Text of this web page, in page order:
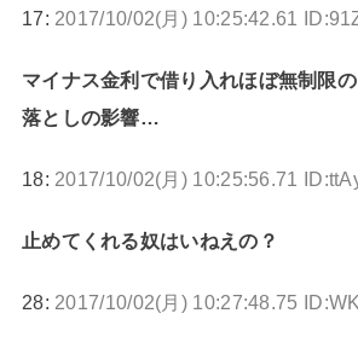
17: 2017/10/02(月) 10:25:42.61
マイナス金利で借り入れほぼ無制限
落としの影響…
18: 2017/10/02(月) 10:25:56.71
止めてくれる奴はいねえの？
28: 2017/10/02(月) 10:27:48.75